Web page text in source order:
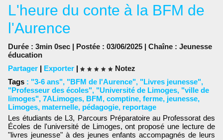
L'heure du conte à la BFM de
l'Aurence
Durée : 3min 0sec | Postée : 03/06/2025 | Chaîne : Jeunesse
éducation
Partager | Exporter |
Notez
Tags : "3-6 ans", "BFM de l'Aurence", "Livres jeunesse",
"Professeur des écoles", "Université de Limoges, "ville de
limoges", 7ALimoges, BFM, comptine, ferme, jeunesse,
Limoges, maternelle, pédagogie, reportage
Les étudiants de L3, Parcours Préparatoire au Professorat des
Écoles de l'université de Limoges, ont proposé une lecture de
"livres jeunesse" à des jeunes enfants accompagnés de leurs